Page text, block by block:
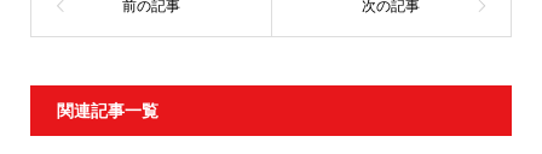
関連記事一覧